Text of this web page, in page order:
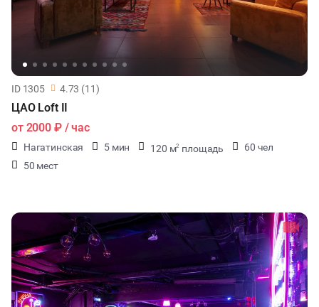
ID 1305 4.73 (11)
ЦАО Loft II
от 2000 ₽/ час
Нагатинская 5 мин 120 м2 площадь
60 чел
50 мест